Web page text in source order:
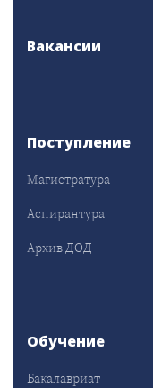
Вакансии
Поступление
Магистратура
Аспирантура
Архив ДОД
Обучение
Бакалавриат